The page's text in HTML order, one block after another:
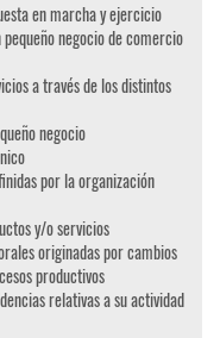
en marcha y ejercicio
negocio de comercio
a través de los distintos
negocio
por la organización
y/o servicios
originadas por cambios
productivos
relativas a su actividad